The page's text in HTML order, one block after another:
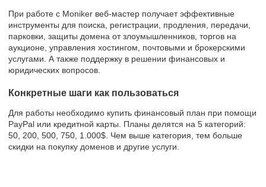
При работе с Moniker веб-мастер получает эффективные
инструменты для поиска, регистрации, продления, передачи,
парковки, защиты домена от злоумышленников, торгов на
аукционе, управления хостингом, почтовыми и брокерскими
услугами. А также поддержку в решении финансовых и
юридических вопросов.
Конкретные шаги как пользоваться
Для работы необходимо купить финансовый план при помощи
PayPal или кредитной карты. Планы делятся на 5 категорий:
50, 200, 500, 750, 1.000$. Чем выше категория, тем больше
скидки на покупку доменов и другие услуги.